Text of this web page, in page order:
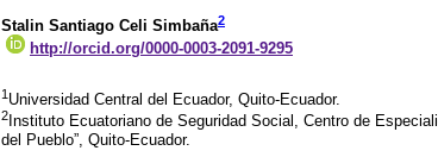
Stalin Santiago Celi Simbaña2
http://orcid.org/0000-0003-2091-9295
1 Universidad Central del Ecuador, Quito-Ecuador.
2 Instituto Ecuatoriano de Seguridad Social, Centro de
del Pueblo”, Quito-Ecuador.